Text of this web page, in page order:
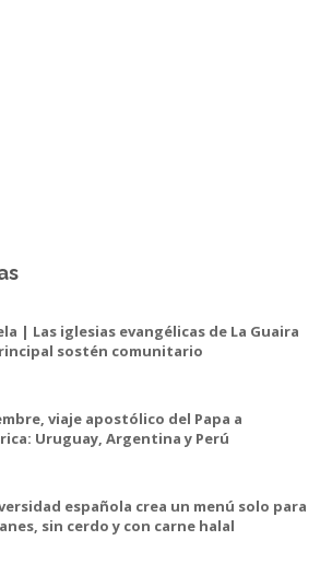
| Las iglesias evangélicas de La Guaira
sostén comunitario
viaje apostólico del Papa a
Uruguay, Argentina y Perú
española crea un menú solo para
sin cerdo y con carne halal